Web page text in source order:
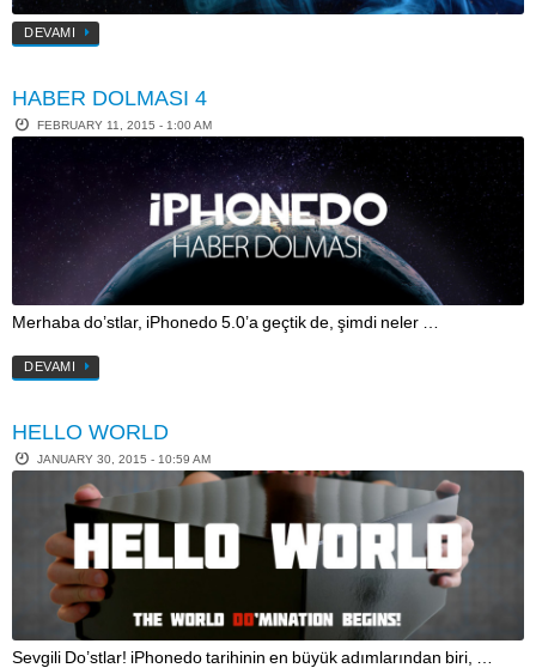
DEVAMI
HABER DOLMASI 4
FEBRUARY 11, 2015 - 1:00 AM
Merhaba do’stlar, iPhonedo 5.0’a geçtik de, şimdi neler …
DEVAMI
HELLO WORLD
JANUARY 30, 2015 - 10:59 AM
Sevgili Do’stlar! iPhonedo tarihinin en büyük adımlarından biri, …